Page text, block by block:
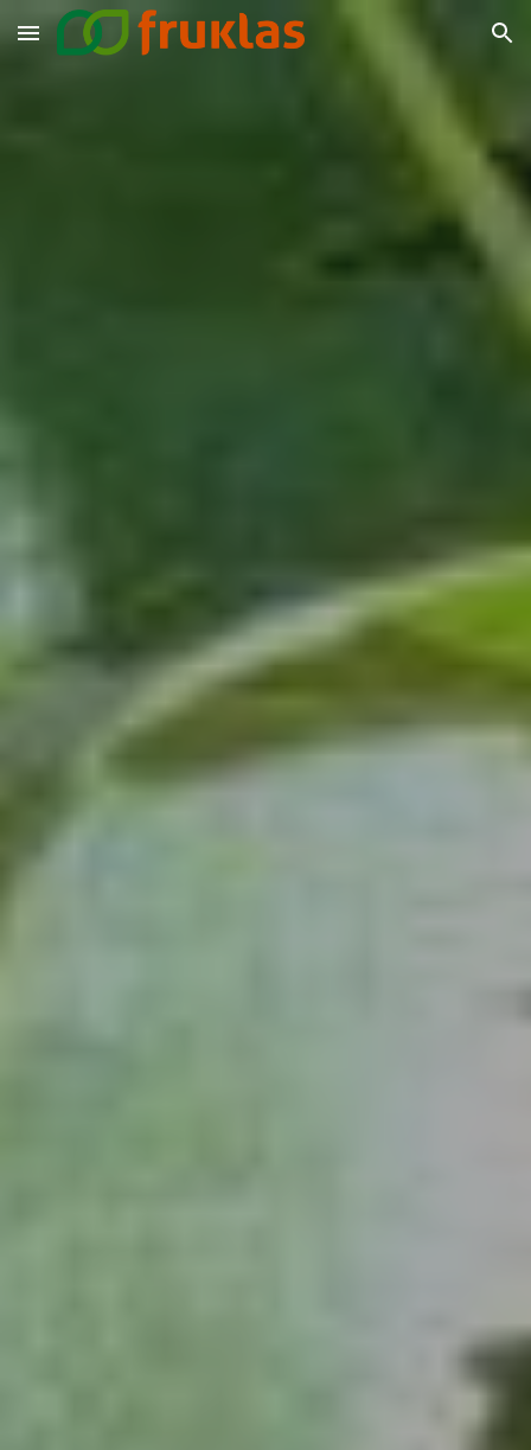
Skip to main content Skip to navigation